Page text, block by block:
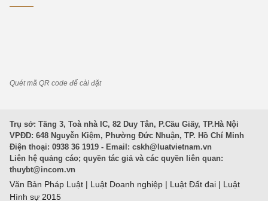
Quét mã QR code để cài đặt
Trụ sở: Tầng 3, Toà nhà IC, 82 Duy Tân, P.Cầu Giấy, TP.Hà Nội
VPĐD: 648 Nguyễn Kiệm, Phường Đức Nhuận, TP. Hồ Chí Minh
Điện thoại: 0938 36 1919 - Email: cskh@luatvietnam.vn
Liên hệ quảng cáo; quyền tác giả và các quyền liên quan:
thuybt@incom.vn
Văn Bản Pháp Luật | Luật Doanh nghiệp | Luật Đất đai | Luật
Hình sự 2015